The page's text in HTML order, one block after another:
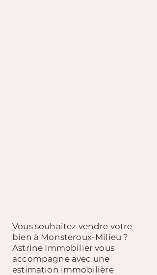
Vous souhaitez vendre votre
bien à Monsteroux-Milieu ?
Astrine Immobilier vous
accompagne avec une
estimation immobilière